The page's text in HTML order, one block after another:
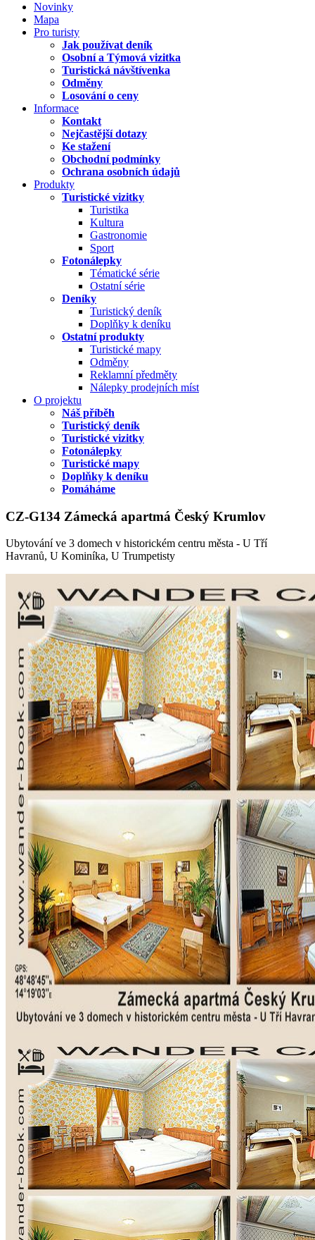
Novinky
Mapa
Pro turisty
Jak používat deník
Osobní a Týmová vizitka
Turistická návštívenka
Odměny
Losování o ceny
Informace
Kontakt
Nejčastější dotazy
Ke stažení
Obchodní podmínky
Ochrana osobních údajů
Produkty
Turistické vizitky
Turistika
Kultura
Gastronomie
Sport
Fotonálepky
Tématické série
Ostatní série
Deníky
Turistický deník
Doplňky k deníku
Ostatní produkty
Turistické mapy
Odměny
Reklamní předměty
Nálepky prodejních míst
O projektu
Náš příběh
Turistický deník
Turistické vizitky
Fotonálepky
Turistické mapy
Doplňky k deníku
Pomáháme
CZ-G134 Zámecká apartmá Český Krumlov
Ubytování ve 3 domech v historickém centru města - U Tří
Havranů, U Kominíka, U Trumpetisty